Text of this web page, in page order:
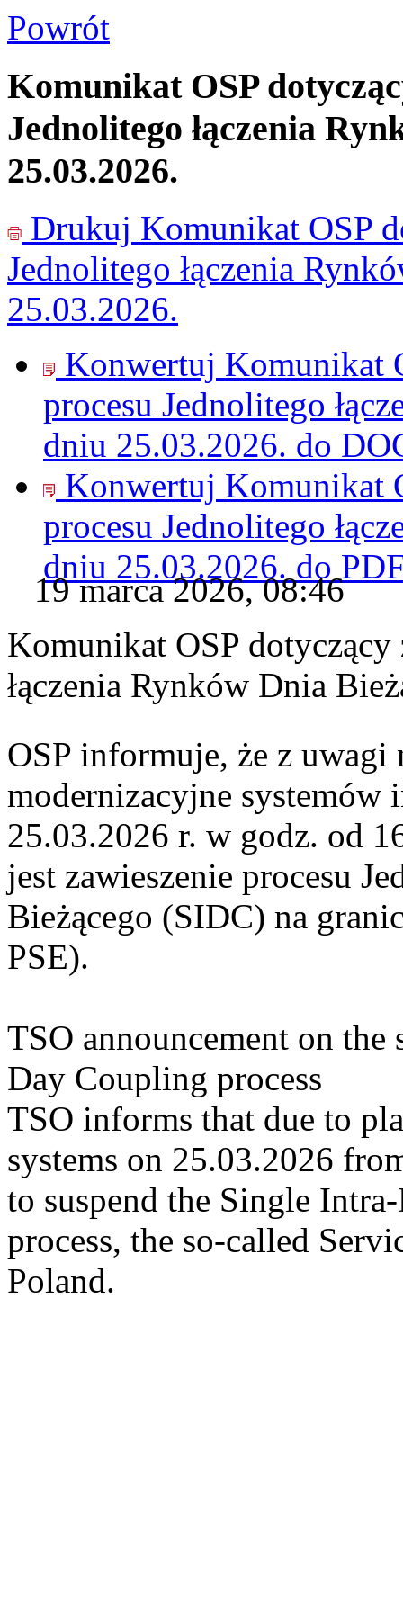
Powrót
Komunikat OSP
Jednolitego łączenia
25.03.2026.
Drukuj Komunikat OSP
Jednolitego łączenia
25.03.2026.
Konwertuj Komunikat
procesu Jednolitego
dniu 25.03.2026. do
Konwertuj Komunikat
procesu Jednolitego
dniu 25.03.2026. do
19 marca 2026, 08:46
Komunikat OSP dotyczący
łączenia Rynków Dnia
OSP informuje, że z uwagi
modernizacyjne systemów
25.03.2026 r. w godz. od
jest zawieszenie procesu
Bieżącego (SIDC) na
PSE).
TSO announcement on
Day Coupling process
TSO informs that due to
systems on 25.03.2026
to suspend the Single
process, the so-called
Poland.